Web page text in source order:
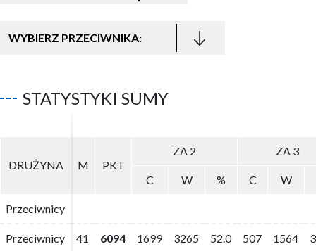
WYBIERZ PRZECIWNIKA:
STATYSTYKI SUMY
DRUŻYNA M PKT
ZA 2 ZA 3
C W % C W
Przeciwnicy
Przeciwnicy 41 6094 1699 3265 52.0 507 1564
DRUŻYNA M PKT
ZA 2 ZA 3
C W % C W
Przeciwnicy
Przeciwnicy 41 6094 1699 3265 52.0 507 1564